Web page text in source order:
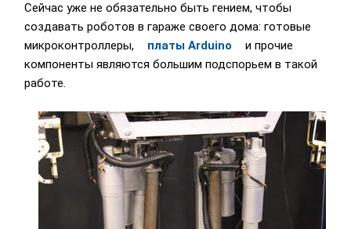
Сейчас уже не обязательно быть гением, чтобы
создавать роботов в гараже своего дома: готовые
микроконтроллеры,
платы Arduino
и прочие
компоненты являются большим подспорьем в такой
работе.